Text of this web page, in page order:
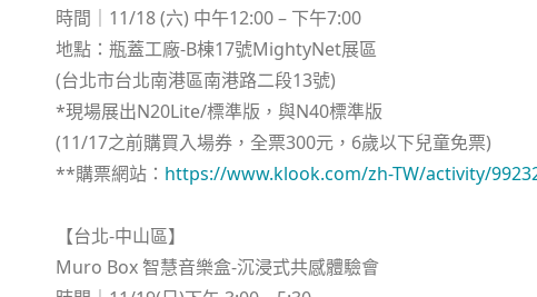
時間｜11/18 (六) 中午12:00 – 下午7:00
地點：瓶蓋工廠-B棟17號MightyNet展區
(台北市台北南港區南港路二段13號)
*現場展出N20Lite/標準版，與N40標準版
(11/17之前購買入場券，全票300元，6歲以下兒童免票)
**購票網站： https://www.klook.com/zh-TW/activity/
【台北-中山區】
Muro Box 智慧音樂盒-沉浸式共感體驗會